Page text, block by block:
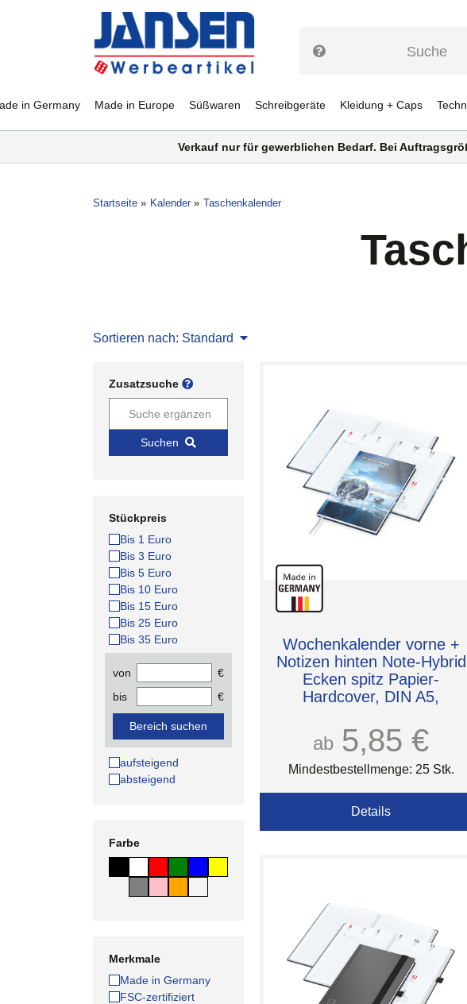
in Germany Made in Europe Süßwaren Schreibgeräte Kleidung + Caps
Verkauf nur für gewerblichen Bedarf. Bei
Startseite Kalender Taschenkalender
Sortieren nach: Standard
Zusatzsuche
Suchen
Stückpreis
Bis 1 Euro
Bis 3 Euro
Bis 5 Euro
Bis 10 Euro
Bis 15 Euro
Bis 25 Euro
Bis 35 Euro
von
€
bis
€
Bereich suchen
aufsteigend
absteigend
Farbe
Merkmale
Made in Germany
FSC-zertifiziert
Wochenkalender vorne +
Notizen hinten Note-Hybrid
Ecken spitz Papier-
Hardcover, DIN A5,
glänzend
ab 5,85 €
Mindestbestellmenge: 25 Stk.
Details